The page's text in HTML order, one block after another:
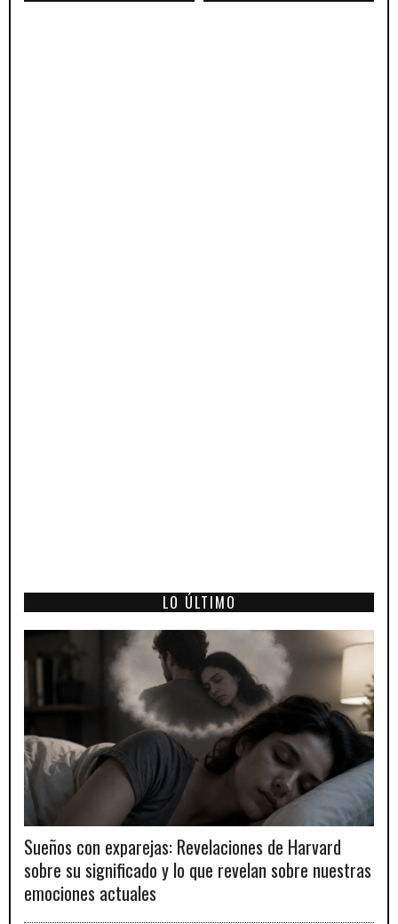
LO ÚLTIMO
Sueños con exparejas: Revelaciones de Harvard
sobre su significado y lo que revelan sobre nuestras
emociones actuales